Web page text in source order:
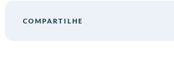
COMPARTILHE